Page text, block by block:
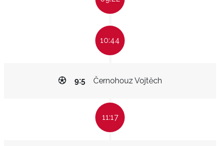
10:44
Černohouz Vojtěch
9:5
11:17